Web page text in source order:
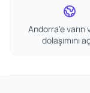
Andorra'e varın
dolaşımını